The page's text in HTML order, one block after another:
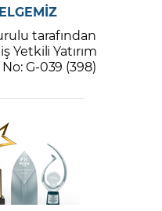
tarafından
Yetkili Yatırım
G-039 (398)